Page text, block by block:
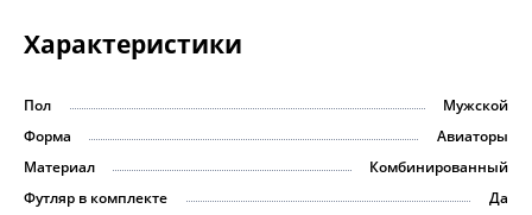
Характеристики
Пол
Мужской
Форма
Авиаторы
Материал
Комбинированный
Футляр в комплекте
Да